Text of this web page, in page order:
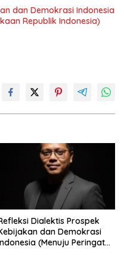
dan Demokrasi Indonesia
Republik Indonesia)
Dialektis Prospek
dan Demokrasi
(Menuju Peringatan